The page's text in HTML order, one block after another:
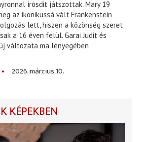
írósdit játszottak. Mary 19
az ikonikussá vált Frankenstein
lett, hiszen a közönség szeret
a 16 éven felül. Garai Judit és
változata ma lényegében
2026. március 10.
KÉPEKBEN